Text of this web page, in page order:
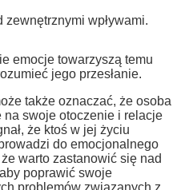
wpływami.
emocje towarzyszą temu
jego przesłanie.
także oznaczać, że osoba
swoje otoczenie i relacje
że ktoś w jej życiu
do emocjonalnego
warto zastanowić się nad
poprawić swoje